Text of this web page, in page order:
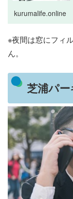
kurumalife.online
※夜間は窓にフィ
ん。
芝浦パ